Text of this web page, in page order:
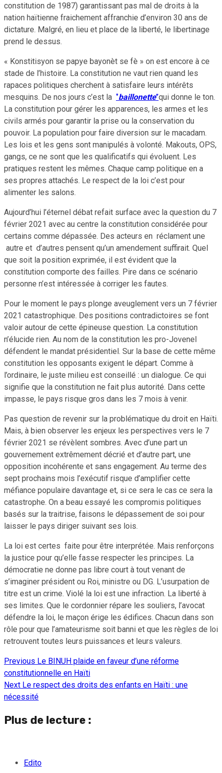
constitution de 1987) garantissant pas mal de droits à la
nation haïtienne fraichement affranchie d’environ 30 ans de
dictature. Malgré, en lieu et place de la liberté, le libertinage
prend le dessus.
« Konstitisyon se papye bayonèt se fè » on est encore à ce
stade de l’histoire. La constitution ne vaut rien quand les
rapaces politiques cherchent à satisfaire leurs intérêts
mesquins. De nos jours c’est la ‘’baillonette’’qui donne le ton.
La constitution pour gérer les apparences, les armes et les
civils armés pour garantir la prise ou la conservation du
pouvoir. La population pour faire diversion sur le macadam.
Les lois et les gens sont manipulés à volonté. Makouts, OPS,
gangs, ce ne sont que les qualificatifs qui évoluent. Les
pratiques restent les mêmes. Chaque camp politique en a
ses propres attachés. Le respect de la loi c’est pour
alimenter les salons.
Aujourd’hui l’éternel débat refait surface avec la question du 7
février 2021 avec au centre la constitution considérée pour
certains comme dépassée. Des acteurs en réclament une
autre et d’autres pensent qu’un amendement suffirait. Quel
que soit la position exprimée, il est évident que la
constitution comporte des failles. Pire dans ce scénario
personne n’est intéressée à corriger les fautes.
Pour le moment le pays plonge aveuglement vers un 7 février
2021 catastrophique. Des positions contradictoires se font
valoir autour de cette épineuse question. La constitution
n’élucide rien. Au nom de la constitution les pro-Jovenel
défendent le mandat présidentiel. Sur la base de cette même
constitution les opposants exigent le départ. Comme à
l’ordinaire, le juste milieu est conseillé : un dialogue. Ce qui
signifie que la constitution ne fait plus autorité. Dans cette
impasse, le pays risque gros dans les 7 mois à venir.
Pas question de revenir sur la problématique du droit en Haïti.
Mais, à bien observer les enjeux les perspectives vers le 7
février 2021 se révèlent sombres. Avec d’une part un
gouvernement extrêmement décrié et d’autre part, une
opposition incohérente et sans engagement. Au terme des
sept prochains mois l’exécutif risque d’amplifier cette
méfiance populaire davantage et, si ce sera le cas ce sera la
catastrophe. On a beau essayé les compromis politiques
basés sur la traitrise, faisons le dépassement de soi pour
laisser le pays diriger suivant ses lois.
La loi est certes faite pour être interprétée. Mais renforçons
la justice pour qu’elle fasse respecter les principes. La
démocratie ne donne pas libre court à tout venant de
s’imaginer président ou Roi, ministre ou DG. L’usurpation de
titre est un crime. Violé la loi est une infraction. La liberté à
ses limites. Que le cordonnier répare les souliers, l’avocat
défendre la loi, le maçon érige les édifices. Chacun dans son
rôle pour que l’amateurisme soit banni et que les règles de loi
retrouvent toutes leurs puissances et leurs valeurs.
Continue
Reading
Previous Le BINUH plaide en faveur d’une réforme
constitutionnelle en Haïti
Next Le respect des droits des enfants en Haïti : une
nécessité
Plus de lecture :
Edito